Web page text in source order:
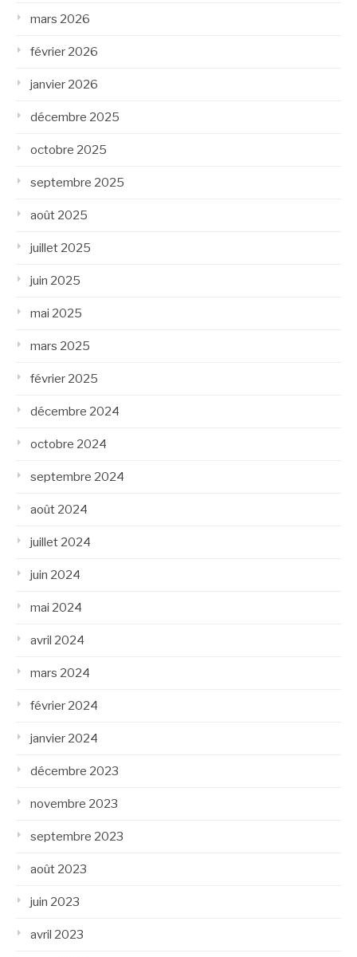
mars 2026
février 2026
janvier 2026
décembre 2025
octobre 2025
septembre 2025
août 2025
juillet 2025
juin 2025
mai 2025
mars 2025
février 2025
décembre 2024
octobre 2024
septembre 2024
août 2024
juillet 2024
juin 2024
mai 2024
avril 2024
mars 2024
février 2024
janvier 2024
décembre 2023
novembre 2023
septembre 2023
août 2023
juin 2023
avril 2023